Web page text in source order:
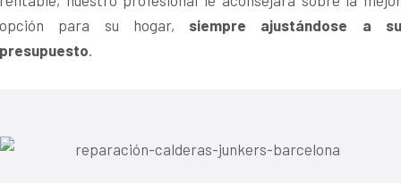
opción para su hogar, siempre ajustándose a
presupuesto.